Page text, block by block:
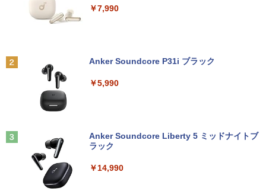
￥7,990
Anker Soundcore P31i ブラック
￥5,990
Anker Soundcore Liberty 5 ミッドナイトブ
ラック
￥14,990